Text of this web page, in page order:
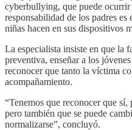
cyberbullying, que puede
responsabilidad de los padres
niñas hacen en sus dispositivos
La especialista insiste en que la
preventiva, enseñar a los
reconocer que tanto la víctima
acompañamiento.
“Tenemos que reconocer que sí,
pero también que se puede
normalizarse”, concluyó.